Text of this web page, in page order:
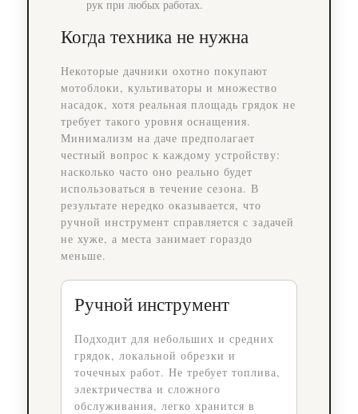
рук при любых работах.
Когда техника не нужна
Некоторые дачники охотно покупают
мотоблоки, культиваторы и множество
насадок, хотя реальная площадь грядок не
требует такого уровня оснащения.
Минимализм на даче предполагает
честный вопрос к каждому устройству:
насколько часто оно реально будет
использоваться в течение сезона. В
результате нередко оказывается, что
ручной инструмент справляется с задачей
не хуже, а места занимает гораздо
меньше.
Ручной инструмент
Подходит для небольших и средних
грядок, локальной обрезки и
точечных работ. Не требует топлива,
электричества и сложного
обслуживания, легко хранится в